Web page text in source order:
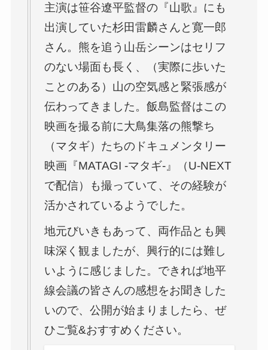
主演は笹谷遼平監督の『山歌』にも
出演していた杉田雷麟さんと寛一郎
さん。熊を追う山岳シーンはセリフ
のない場面も長く、（実際に歩いた
ことのある）山の空気感と緊張感が
伝わってきました。飯島監督はこの
映画を撮る前に大鳥集落の熊撃ち
（マタギ）たちのドキュメンタリー
映画『MATAGI -マタギ-』（U-NEXT
で配信）も撮っていて、その経験が
活かされているようでした。
地元びいきもあって、両作品とも興
味深く観ましたが、興行的には難し
いように感じました。できれば地平
線会議の皆さんの感想をお聞きした
いので、公開が始まりましたら、ぜ
ひご覧&おすすめください。